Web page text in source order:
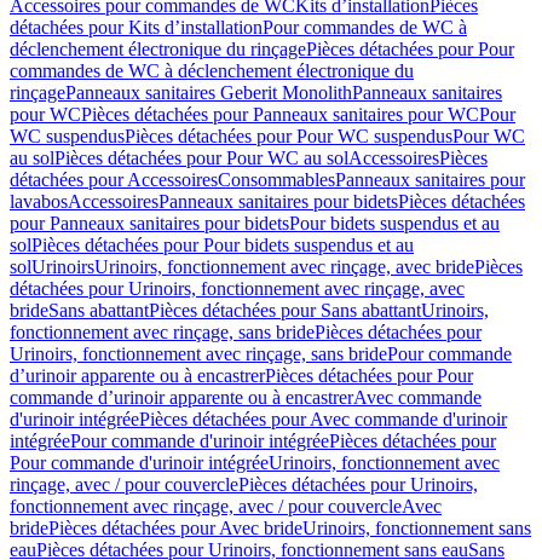
Accessoires pour commandes de WCKits d’installationPièces
détachées pour Kits d’installationPour commandes de WC à
déclenchement électronique du rinçagePièces détachées pour Pour
commandes de WC à déclenchement électronique du
rinçagePanneaux sanitaires Geberit MonolithPanneaux sanitaires
pour WCPièces détachées pour Panneaux sanitaires pour WCPour
WC suspendusPièces détachées pour Pour WC suspendusPour WC
au solPièces détachées pour Pour WC au solAccessoiresPièces
détachées pour AccessoiresConsommablesPanneaux sanitaires pour
lavabosAccessoiresPanneaux sanitaires pour bidetsPièces détachées
pour Panneaux sanitaires pour bidetsPour bidets suspendus et au
solPièces détachées pour Pour bidets suspendus et au
solUrinoirsUrinoirs, fonctionnement avec rinçage, avec bridePièces
détachées pour Urinoirs, fonctionnement avec rinçage, avec
brideSans abattantPièces détachées pour Sans abattantUrinoirs,
fonctionnement avec rinçage, sans bridePièces détachées pour
Urinoirs, fonctionnement avec rinçage, sans bridePour commande
d’urinoir apparente ou à encastrerPièces détachées pour Pour
commande d’urinoir apparente ou à encastrerAvec commande
d'urinoir intégréePièces détachées pour Avec commande d'urinoir
intégréePour commande d'urinoir intégréePièces détachées pour
Pour commande d'urinoir intégréeUrinoirs, fonctionnement avec
rinçage, avec / pour couverclePièces détachées pour Urinoirs,
fonctionnement avec rinçage, avec / pour couvercleAvec
bridePièces détachées pour Avec brideUrinoirs, fonctionnement sans
eauPièces détachées pour Urinoirs, fonctionnement sans eauSans